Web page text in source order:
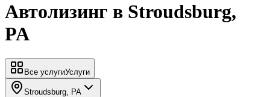
Автолизинг в Stroudsburg,
PA
Все услугиУслуги
Stroudsburg, PA